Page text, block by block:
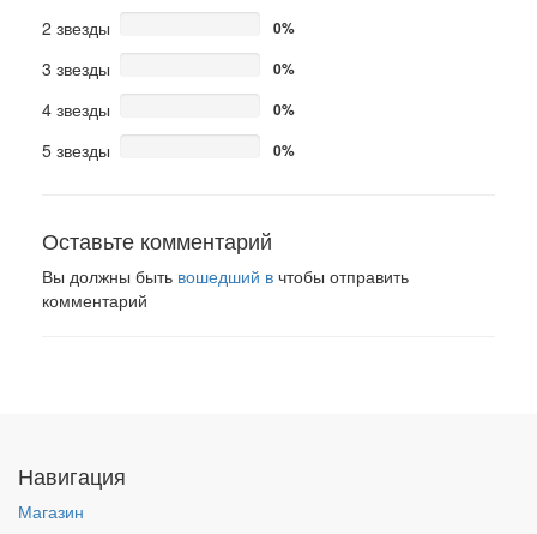
2 звезды 0%
3 звезды 0%
4 звезды 0%
5 звезды 0%
Оставьте комментарий
Вы должны быть вошедший в чтобы отправить
комментарий
Навигация
Магазин